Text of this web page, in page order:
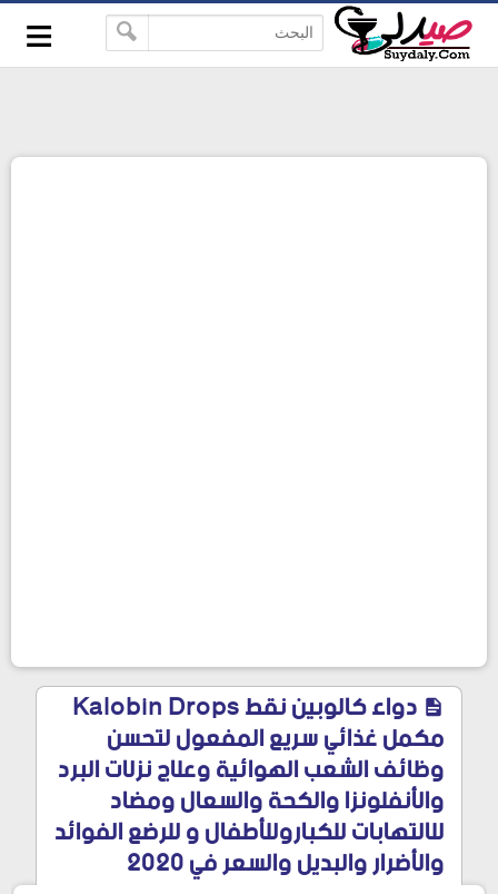
-->
google-site-verification=pbBDctPvwZJkSEHg2-
vmZ_yu86_9u3jQJgGN9H2FF9w
≡
دواء كالوبين نقط Kalobin Drops
مكمل غذائي سريع المفعول لتحسن
وظائف الشعب الهوائية وعلاج نزلات البرد
والأنفلونزا والكحة والسعال ومضاد
للالتهابات للكباروللأطفال و للرضع الفوائد
والأضرار والبديل والسعر في 2020